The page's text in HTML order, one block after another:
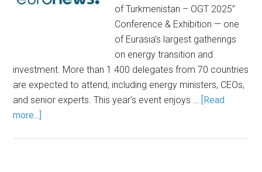
of Turkmenistan – OGT 2025”
Conference & Exhibition — one
of Eurasia’s largest gatherings
on energy transition and
investment. More than 1 400 delegates from 70 countries
are expected to attend, including energy ministers, CEOs,
and senior experts. This year’s event enjoys … [Read
more...]